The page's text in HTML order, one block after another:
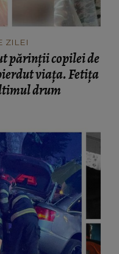
ZILEI
părinții copilei de
viața. Fetița
drum